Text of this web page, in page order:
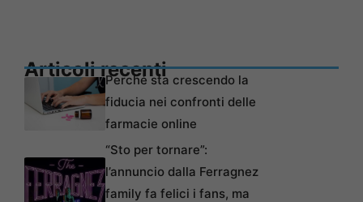
Articoli recentiPerché sta crescendo la
fiducia nei confronti delle
farmacie online
“Sto per tornare”:
l’annuncio dalla Ferragnez
family fa felici i fans, ma